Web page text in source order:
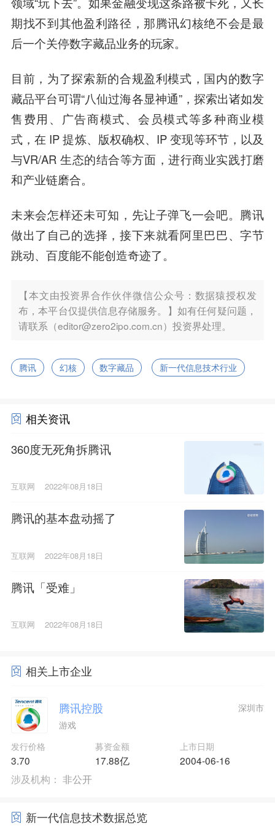
期找不到其他盈利路径，那腾讯幻核绝不会是最
后一个关停数字藏品业务的玩家。
目前，为了探索新的合规盈利模式，国内的数字
藏品平台可谓“八仙过海各显神通”，探索出诸如发
售费用、广告商模式、会员模式等多种商业模
式，在 IP 提炼、版权确权、IP 变现等环节，以及
与VR/AR 生态的结合等方面，进行商业实践打磨
和产业链磨合。
未来会怎样还未可知，先让子弹飞一会吧。腾讯
做出了自己的选择，接下来就看阿里巴巴、字节
跳动、百度能不能创造奇迹了。
【本文由投资界合作伙伴微信公众号：数据猿授权发
布，本平台仅提供信息存储服务。】如有任何疑问题，
请联系（editor@zero2ipo.com.cn）投资界处理。
腾讯 幻核 数字藏品 新一代信息技术行业
相关资讯
360度无死角拆腾讯
互联网 2022年08月18日
腾讯的基本盘动摇了
互联网 2022年08月18日
腾讯「受难」
互联网 2022年08月18日
相关上市企业
腾讯控股
游戏
深圳市
发行价格
3.70
募资金额
17.88亿
上市日期
2004-06-16
涉及机构： 非公开
新一代信息技术数据总览